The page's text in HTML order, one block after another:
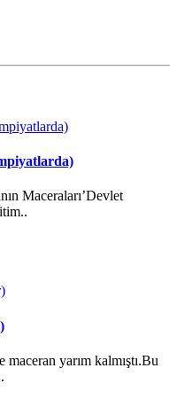
Maceraları’Devlet
yarım kalmıştı.Bu